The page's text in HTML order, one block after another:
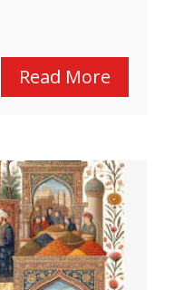
Read More